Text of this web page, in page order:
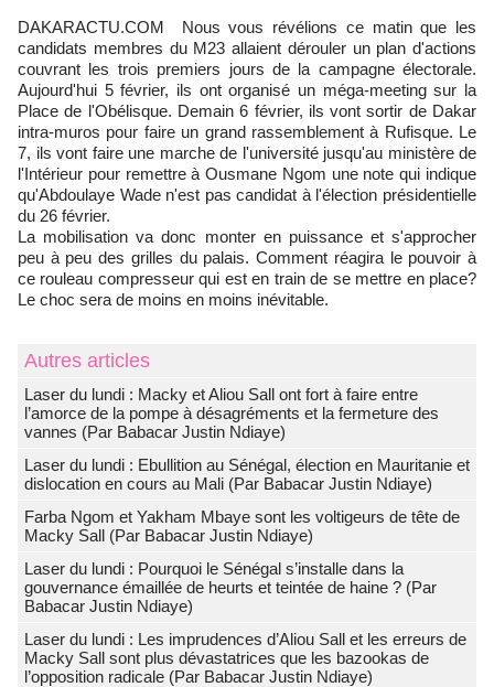
DAKARACTU.COM Nous vous révélions ce matin que les
candidats membres du M23 allaient dérouler un plan d'actions
couvrant les trois premiers jours de la campagne électorale.
Aujourd'hui 5 février, ils ont organisé un méga-meeting sur la
Place de l'Obélisque. Demain 6 février, ils vont sortir de Dakar
intra-muros pour faire un grand rassemblement à Rufisque. Le
7, ils vont faire une marche de l'université jusqu'au ministère de
l'Intérieur pour remettre à Ousmane Ngom une note qui indique
qu'Abdoulaye Wade n'est pas candidat à l'élection présidentielle
du 26 février.
La mobilisation va donc monter en puissance et s'approcher
peu à peu des grilles du palais. Comment réagira le pouvoir à
ce rouleau compresseur qui est en train de se mettre en place?
Le choc sera de moins en moins inévitable.
Autres articles
Laser du lundi : Macky et Aliou Sall ont fort à faire entre
l’amorce de la pompe à désagréments et la fermeture des
vannes (Par Babacar Justin Ndiaye)
Laser du lundi : Ebullition au Sénégal, élection en Mauritanie et
dislocation en cours au Mali (Par Babacar Justin Ndiaye)
Farba Ngom et Yakham Mbaye sont les voltigeurs de tête de
Macky Sall (Par Babacar Justin Ndiaye)
Laser du lundi : Pourquoi le Sénégal s’installe dans la
gouvernance émaillée de heurts et teintée de haine ? (Par
Babacar Justin Ndiaye)
Laser du lundi : Les imprudences d’Aliou Sall et les erreurs de
Macky Sall sont plus dévastatrices que les bazookas de
l’opposition radicale (Par Babacar Justin Ndiaye)